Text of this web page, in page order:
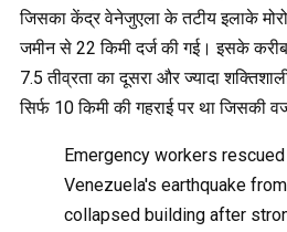
जिसका केंद्र वेनेजुएला के तटीय इलाके
जमीन से 22 किमी दर्ज की गई। इसके
7.5 तीव्रता का दूसरा और ज्यादा
सिर्फ 10 किमी की गहराई पर था जिसकी
Emergency workers
Venezuela's earthquake
collapsed building after